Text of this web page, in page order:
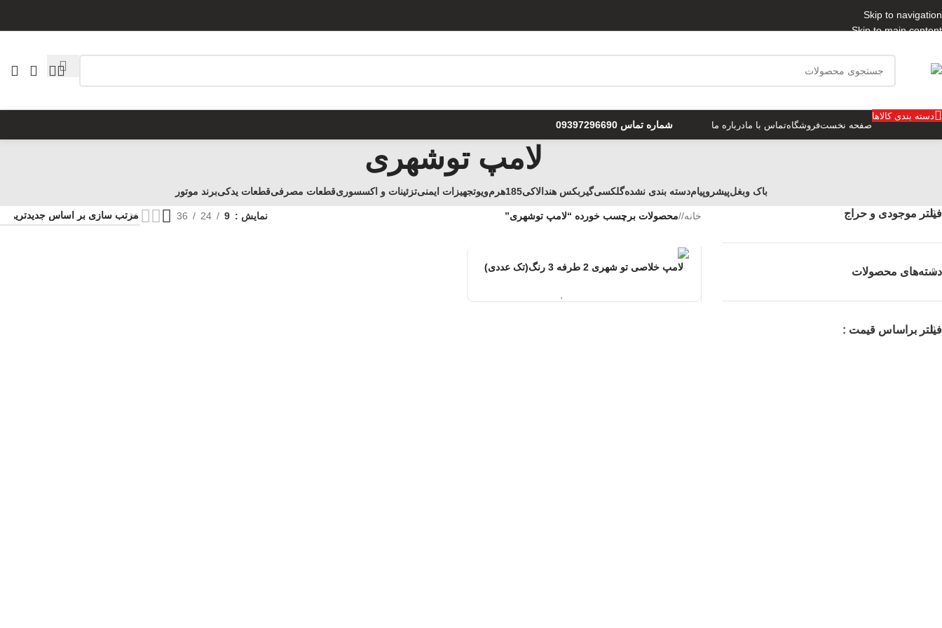
Skip to navigation
Skip to main content
دسته بندی کالاها
صفحه نخستفروشگاهتماس با مادرباره ما شماره تماس 09397296690
لامپ توشهری
باک وبغلپیشروپیامدسته بندی نشدهگلکسیگیربکس هندالاکی185 هرمويوتجهیزات ایمنیتزئینات و اکسسوریقطعات مصرفیقطعات یدکیبرند موتور
فیلتر موجودی و حراج
دسته‌های محصولات
فیلتر براساس قیمت :
خانه/ محصولات برچسب خورده “لامپ توشهری” نمایش 9
24
36
لامپ خلاصی تو شهری 2 طرفه 3 رنگ(تک عددی)